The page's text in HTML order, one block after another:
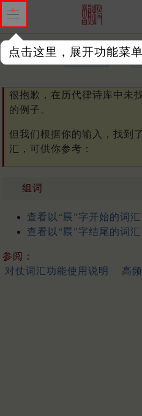
点击这里，展开功能菜单
单字或词汇：
很抱歉，在历代律诗库中未
的例子。
但我们根据你的输入，找到
汇，可供你参考：
组词
查看以“屒”字开始的词汇
查看以“屒”字结尾的词汇
参阅：
对仗词汇功能使用说明
高